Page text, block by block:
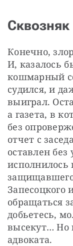
Конечно,
И, казалось
кошмарный
судился, и
выиграл.
а газета, в
без
отчет с
оставлен без
исполнилось
Запесоцкого
обращаться
добьетесь,
высекут… Но
адвоката.